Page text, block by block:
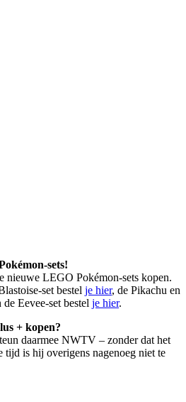
sets!
nieuwe LEGO Pokémon-sets kopen.
set bestel je hier, de Pikachu en
Eevee-set bestel je hier.
+ kopen?
daarmee NWTV – zonder dat het
tijd is hij overigens nagenoeg niet te